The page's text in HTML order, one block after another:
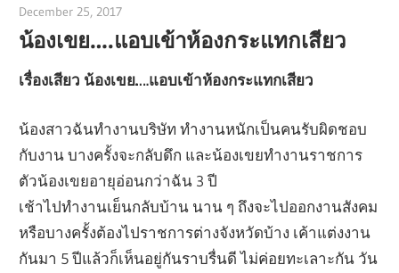
December 25, 2017
น้องเขย….แอบเข้าห้องกระแทกเสียว
เรื่องเสียว น้องเขย….แอบเข้าห้องกระแทกเสียว
น้องสาวฉันทำงานบริษัท ทำงานหนักเป็นคนรับผิดชอบ
กับงาน บางครั้งจะกลับดึก และน้องเขยทำงานราชการ
ตัวน้องเขยอายุอ่อนกว่าฉัน 3 ปี
เช้าไปทำงานเย็นกลับบ้าน นาน ๆ ถึงจะไปออกงานสังคม
หรือบางครั้งต้องไปราชการต่างจังหวัดบ้าง เค้าแต่งงาน
กันมา 5 ปีแล้วก็เห็นอยู่กันราบรื่นดี ไม่ค่อยทะเลาะกัน วัน